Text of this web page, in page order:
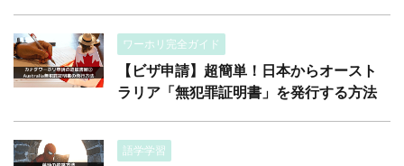
ワーホリ完全ガイド
【ビザ申請】超簡単！日本からオースト
ラリア「無犯罪証明書」を発行する方法
語学学習